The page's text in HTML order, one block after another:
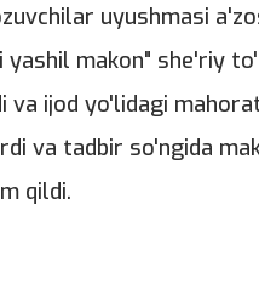
uyushmasi
yashil makon" she'riy
va ijod yo'lidagi
va tadbir so'ngida
qildi.